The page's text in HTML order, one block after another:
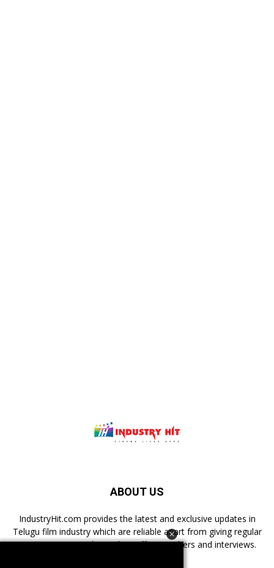
ABOUT US
IndustryHit.com provides the latest and exclusive updates in
Telugu film industry which are reliable apart from giving regular
news, reviews, authentic box office numbers and interviews.